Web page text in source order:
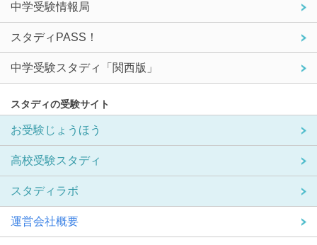
中学受験情報局
スタディPASS！
中学受験スタディ「関西版」
スタディの受験サイト
お受験じょうほう
高校受験スタディ
スタディラボ
運営会社概要